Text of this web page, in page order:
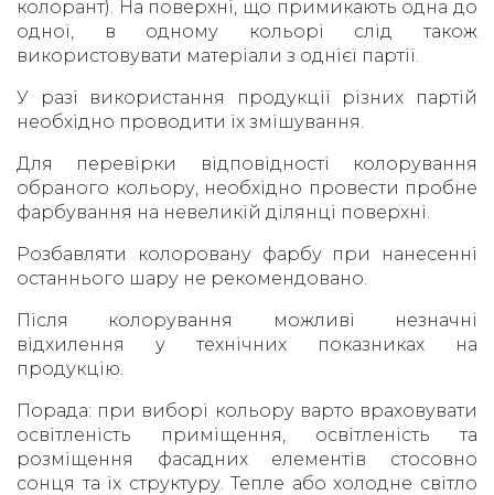
колорант). На поверхні, що примикають одна до
одної, в одному кольорі слід також
використовувати матеріали з однієї партії.
У разі використання продукції різних партій
необхідно проводити їх змішування.
Для перевірки відповідності колорування
обраного кольору, необхідно провести пробне
фарбування на невеликій ділянці поверхні.
Розбавляти колоровану фарбу при нанесенні
останнього шару не рекомендовано.
Після колорування можливі незначні
відхилення у технічних показниках на
продукцію.
Порада: при виборі кольору варто враховувати
освітленість приміщення, освітленість та
розміщення фасадних елементів стосовно
сонця та їх структуру. Тепле або холодне світло